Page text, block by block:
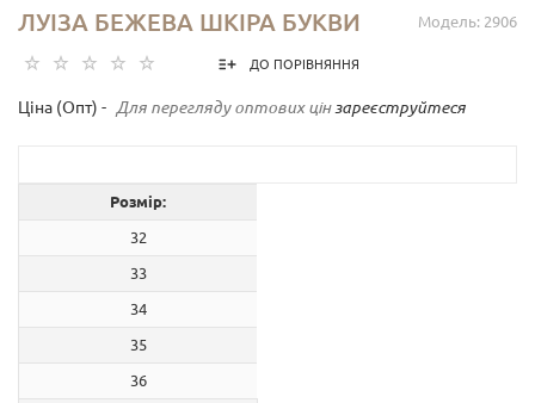
Модель: 2906
ЛУІЗА БЕЖЕВА ШКІРА БУКВИ
ДО ПОРІВНЯННЯ
Ціна (Опт) - Для перегляду оптових цінзареєструйтеся
Розмір:
32
33
34
35
36